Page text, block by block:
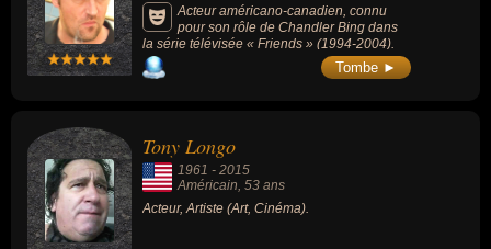
Acteur américano-canadien, connu
pour son rôle de Chandler Bing dans
la série télévisée « Friends » (1994-2004).
Tombe ►
Tony Longo
1961 - 2015
Américain , 53 ans
Acteur, Artiste (Art, Cinéma).